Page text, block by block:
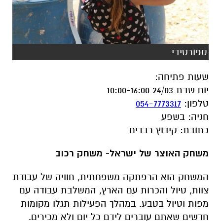
ספורטיבי
שעות פתיחה:
יום שבת 24/03 10:00-16:00
טלפון:
054-7773317
חניה: בשפע
כתובת: קיבוץ רבדים
משחק האוצר של ישראל- משחק רכוב
המשחק הוא הרפתקה משפחתית, חוויה של עבודת
צוות, טיול והכרות עם הארץ, המשלבת עבודה עם
מפות וטיול בטבע. במהלך הפעילות תגלו מקומות
חדשים שאתם עוברים לידם כל יום ולא מכירים.